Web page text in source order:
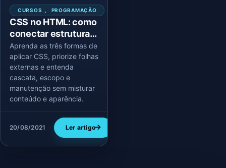
CURSOS PROGRAMAÇÃO
CSS no HTML: como
conectar estrutura e
apresentação
Aprenda as três formas de
aplicar CSS, priorize folhas
externas e entenda
cascata, escopo e
manutenção sem misturar
conteúdo e aparência.
20/08/2021 Ler artigo